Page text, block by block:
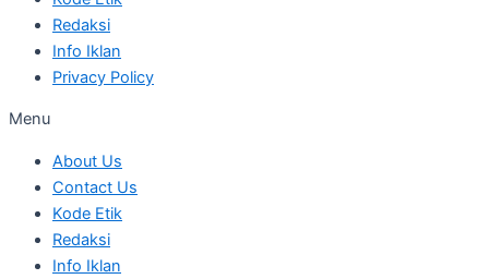
Redaksi
Info Iklan
Privacy Policy
Menu
About Us
Contact Us
Kode Etik
Redaksi
Info Iklan